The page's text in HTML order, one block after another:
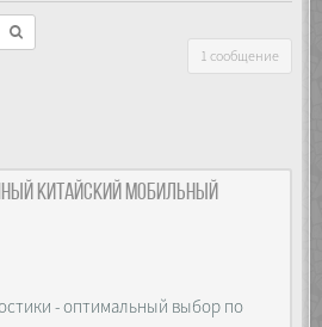
1 сообщение
Китайский мобильный
- оптимальный выбор по